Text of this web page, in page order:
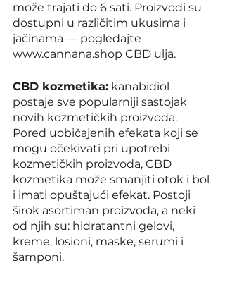
može trajati do 6 sati. Proizvodi su
dostupni u različitim ukusima i
jačinama — pogledajte
www.cannana.shop CBD ulja.
CBD kozmetika: kanabidiol
postaje sve popularniji sastojak
novih kozmetičkih proizvoda.
Pored uobičajenih efekata koji se
mogu očekivati pri upotrebi
kozmetičkih proizvoda, CBD
kozmetika može smanjiti otok i bol
i imati opuštajući efekat. Postoji
širok asortiman proizvoda, a neki
od njih su: hidratantni gelovi,
kreme, losioni, maske, serumi i
šamponi.